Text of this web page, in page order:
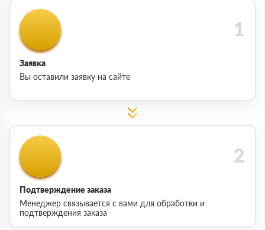
Заявка
Вы оставили заявку на сайте
Подтверждение заказа
Менеджер связывается с вами для обработки и
подтверждения заказа